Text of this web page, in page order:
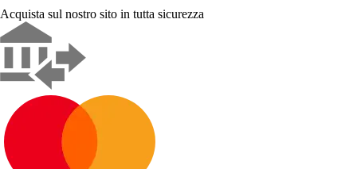
Acquista sul nostro sito in tutta sicurezza